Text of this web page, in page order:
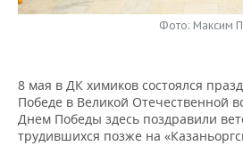
УСЛУГИ
МЕДИА
ВЫЕЗДНАЯ РЕДАКЦИЯ
ONLINE-КОНФЕРЕНЦИИ
ОТКРЫТАЯ ЛЕКЦИЯ
НОВОСТИ СПОРТА
ХОККЕЙ
БАСКЕТБОЛ
ОБЩЕСТВО
ВЛАСТЬ
ИНФРАСТРУКТУРА
СЮЖЕТЫ
СПРАВОЧНИК
Фото: Максим
8 мая в ДК химиков состоялся
Победе в Великой Отечественной
Днем Победы здесь поздравили
трудившихся позже на